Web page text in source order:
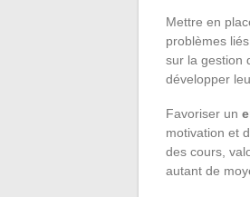
Mettre en
problèmes
sur la gestion
développer
Favoriser un
motivation et
des cours,
autant de